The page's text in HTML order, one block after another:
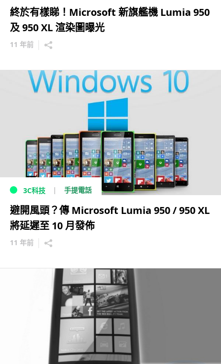
終於有樣睇！Microsoft 新旗艦機 Lumia 950
及 950 XL 渲染圖曝光
11 年前
3C科技 手提電話
避開風頭？傳 Microsoft Lumia 950 / 950 XL
將延遲至 10 月發佈
11 年前